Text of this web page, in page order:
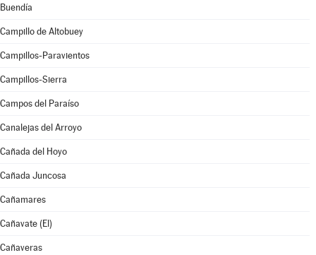
Buendía
Campillo de Altobuey
Campillos-Paravientos
Campillos-Sierra
Campos del Paraíso
Canalejas del Arroyo
Cañada del Hoyo
Cañada Juncosa
Cañamares
Cañavate (El)
Cañaveras